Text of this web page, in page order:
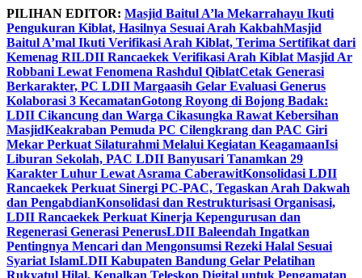
Skip
to
content
PILIHAN EDITOR: Masjid Baitul A’la Mekarrahayu Ikuti
Pengukuran Kiblat, Hasilnya Sesuai Arah KakbahMasjid
Baitul A’mal Ikuti Verifikasi Arah Kiblat, Terima Sertifikat dari
Kemenag RILDII Rancaekek Verifikasi Arah Kiblat Masjid Ar
Robbani Lewat Fenomena Rashdul QiblatCetak Generasi
Berkarakter, PC LDII Margaasih Gelar Evaluasi Generus
Kolaborasi 3 KecamatanGotong Royong di Bojong Badak:
LDII Cikancung dan Warga Cikasungka Rawat Kebersihan
MasjidKeakraban Pemuda PC Cilengkrang dan PAC Giri
Mekar Perkuat Silaturahmi Melalui Kegiatan KeagamaanIsi
Liburan Sekolah, PAC LDII Banyusari Tanamkan 29
Karakter Luhur Lewat Asrama CaberawitKonsolidasi LDII
Rancaekek Perkuat Sinergi PC-PAC, Tegaskan Arah Dakwah
dan PengabdianKonsolidasi dan Restrukturisasi Organisasi,
LDII Rancaekek Perkuat Kinerja Kepengurusan dan
Regenerasi Generasi PenerusLDII Baleendah Ingatkan
Pentingnya Mencari dan Mengonsumsi Rezeki Halal Sesuai
Syariat IslamLDII Kabupaten Bandung Gelar Pelatihan
Rukyatul Hilal, Kenalkan Teleskop Digital untuk Pengamatan